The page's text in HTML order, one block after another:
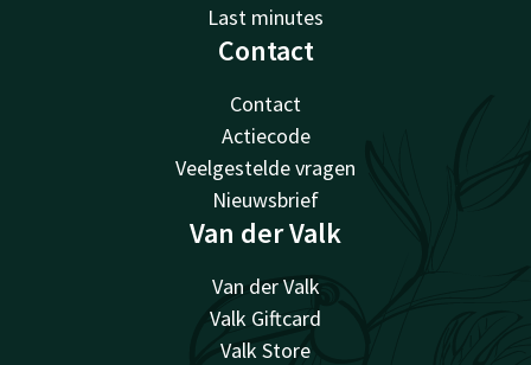
Last minutes
Contact
Contact
Actiecode
Veelgestelde vragen
Nieuwsbrief
Van der Valk
Van der Valk
Valk Giftcard
Valk Store